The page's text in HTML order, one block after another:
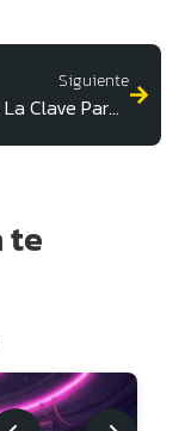
Siguiente
Chatbots: La Clave Para Todos Tus Problemas
te